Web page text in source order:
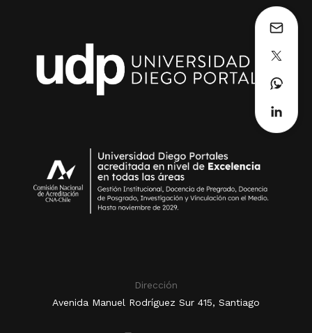
Dirección
Avenida Manuel Rodríguez Sur 415, Santiago